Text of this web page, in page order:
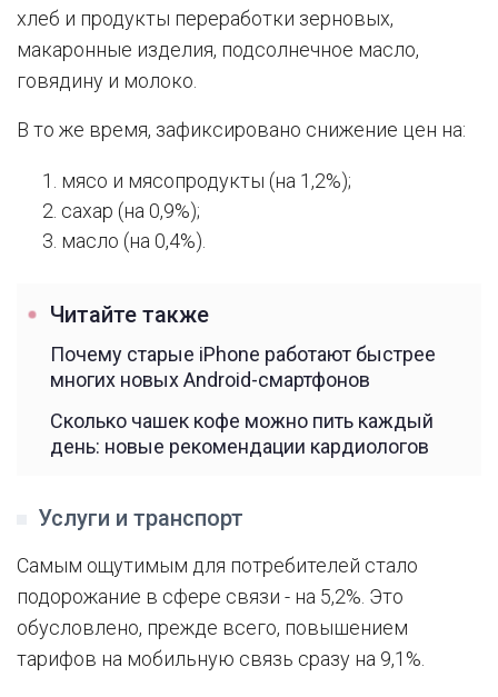
хлеб и продукты переработки зерновых,
макаронные изделия, подсолнечное масло,
говядину и молоко.
В то же время, зафиксировано снижение цен на:
мясо и мясопродукты (на 1,2%);
сахар (на 0,9%);
масло (на 0,4%).
Читайте также
Почему старые iPhone работают быстрее
многих новых Android-смартфонов
Сколько чашек кофе можно пить каждый
день: новые рекомендации кардиологов
Услуги и транспорт
Самым ощутимым для потребителей стало
подорожание в сфере связи - на 5,2%. Это
обусловлено, прежде всего, повышением
тарифов на мобильную связь сразу на 9,1%.